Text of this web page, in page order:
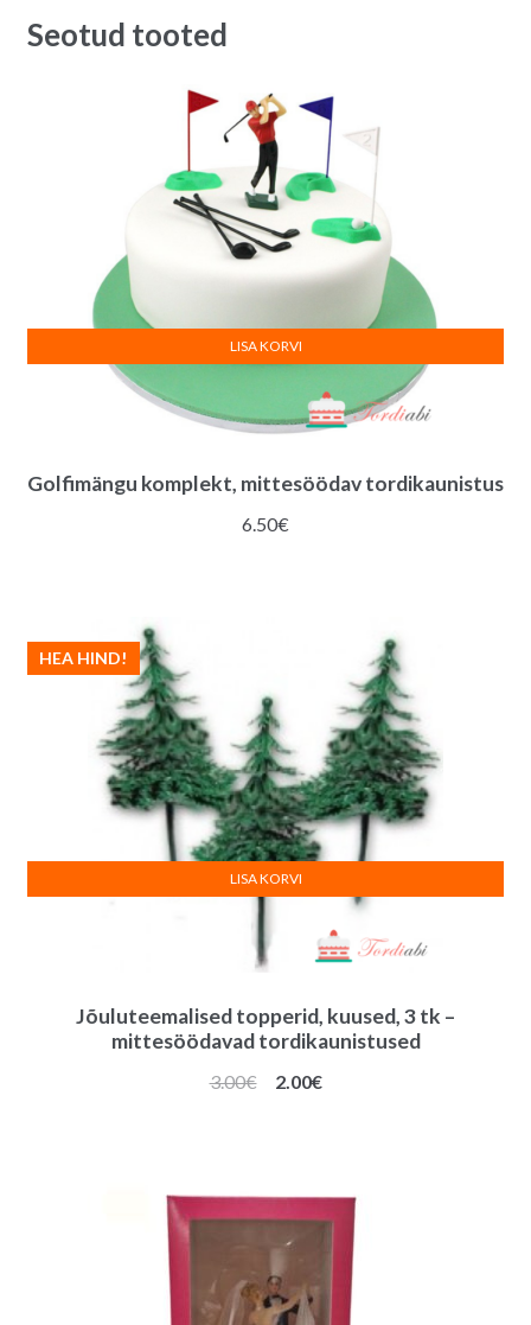
Seotud tooted
Golfimängu komplekt, mittesöödav tordikaunistus
6.50€
LISA KORVI
Jõuluteemalised topperid, kuused, 3 tk –
mittesöödavad tordikaunistused
HEA HIND!
3.00€
Algne
2.00€Praegune
LISA KORVI